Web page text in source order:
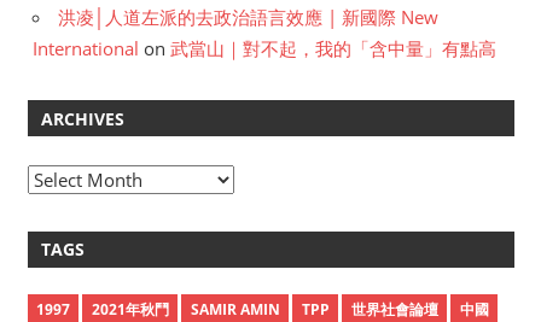
洪凌│人道左派的去政治語言效應 | 新國際 New
International on 武當山｜對不起，我的「含中量」有點高
ARCHIVES
A
h
TAGS
1997 2021年秋鬥 SAMIR AMIN TPP 世界社會論壇
中國